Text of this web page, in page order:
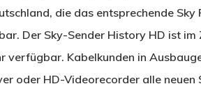
die das entsprechende
Der Sky-Sender History HD ist
verfügbar. Kabelkunden in
oder HD-Videorecorder alle